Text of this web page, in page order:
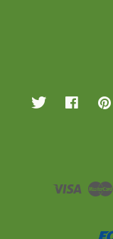
Twitter Facebook
Visa